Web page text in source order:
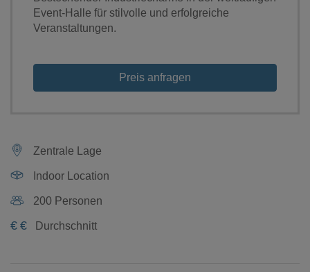
Event-Halle für stilvolle und erfolgreiche
Veranstaltungen.
Preis anfragen
Zentrale Lage
Indoor Location
200 Personen
€ € Durchschnitt